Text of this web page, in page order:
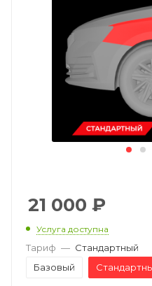
21 000 ₽
Услуга доступна
Тариф — Стандартный
Базовый